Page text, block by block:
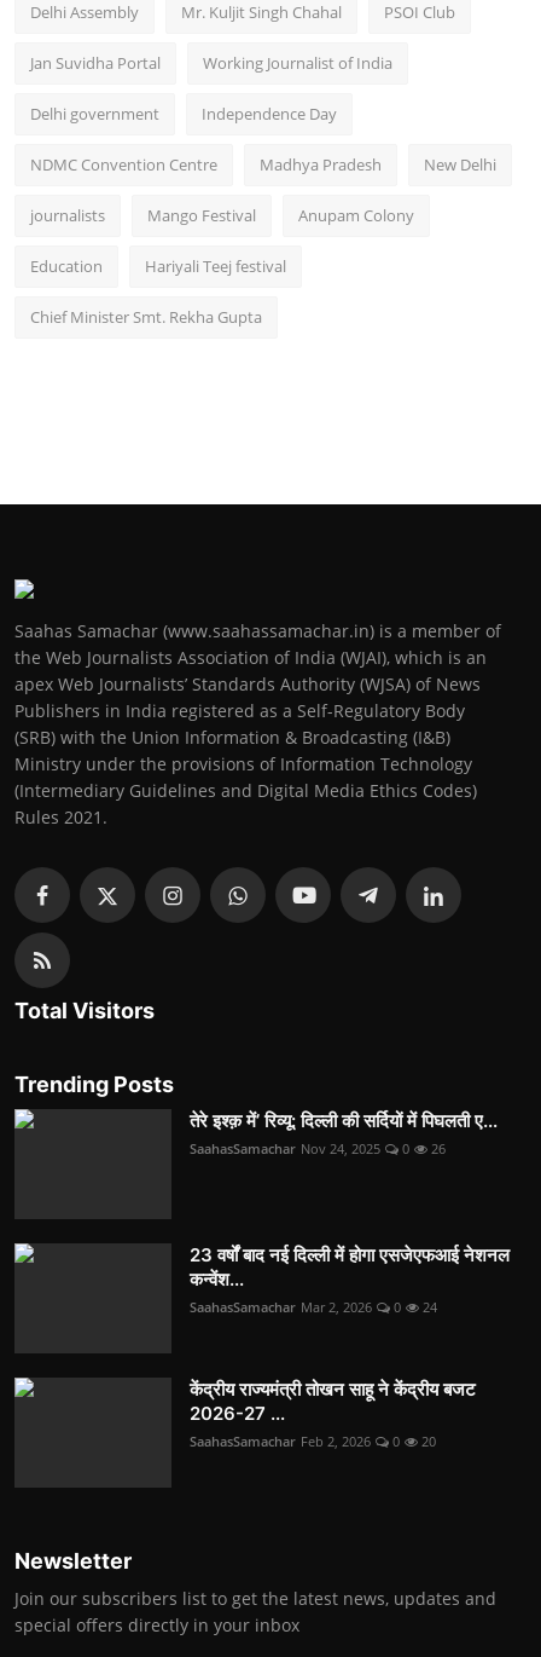
Delhi Assembly Mr. Kuljit Singh Chahal PSOI Club
Jan Suvidha Portal Working Journalist of India
Delhi government Independence Day
NDMC Convention Centre Madhya Pradesh New Delhi
journalists Mango Festival Anupam Colony
Education Hariyali Teej festival
Chief Minister Smt. Rekha Gupta
Saahas Samachar (www.saahassamachar.in) is a member of
the Web Journalists Association of India (WJAI), which is an
apex Web Journalists’ Standards Authority (WJSA) of News
Publishers in India registered as a Self-Regulatory Body
(SRB) with the Union Information & Broadcasting (I&B)
Ministry under the provisions of Information Technology
(Intermediary Guidelines and Digital Media Ethics Codes)
Rules 2021.
Total Visitors
Trending Posts
तेरे इश्क़ में’ रिव्यू: दिल्ली की सर्दियों में पिघलती ए...
SaahasSamachar Nov 24, 2025 0 26
23 वर्षों बाद नई दिल्ली में होगा एसजेएफआई नेशनल
कन्वेंश...
SaahasSamachar Mar 2, 2026 0 24
केंद्रीय राज्यमंत्री तोखन साहू ने केंद्रीय बजट
2026-27 ...
SaahasSamachar Feb 2, 2026 0 20
Newsletter
Join our subscribers list to get the latest news, updates and
special offers directly in your inbox